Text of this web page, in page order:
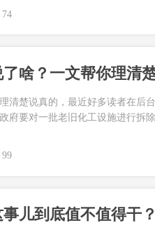
啥？一文帮你理清
清楚说真的，最近好多读者在后
府要对一批老旧化工设施进行拆
儿到底值不值得干？